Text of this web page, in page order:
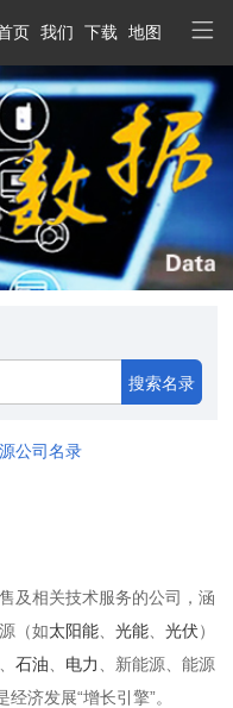
页 我们 下载 地图
搜索名录
公司名录
及相关技术服务的公司，涵
（如太阳能 、光能 、光伏）
、石油 电力
、新能源、能源
济发展“增长引擎”。